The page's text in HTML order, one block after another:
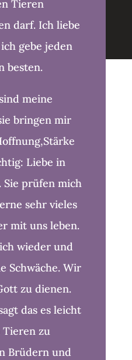
Tieren
darf. Ich liebe
gebe jeden
besten.
meine
bringen mir
Liebe in
Sie prüfen mich
sehr vieles
mit uns leben.
wieder und
Schwäche. Wir
zu dienen.
das es leicht
zu
Brüdern und